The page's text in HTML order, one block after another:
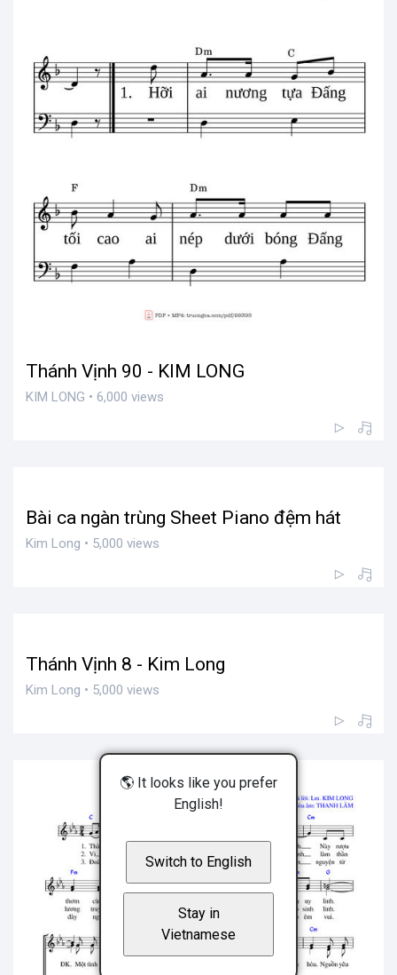
Thánh Vịnh 90 - KIM LONG
KIM LONG • 6,000 views
Bài ca ngàn trùng Sheet Piano đệm hát
Kim Long • 5,000 views
Thánh Vịnh 8 - Kim Long
Kim Long • 5,000 views
🌎 It looks like you prefer
English!
Switch to English
Stay in
Vietnamese